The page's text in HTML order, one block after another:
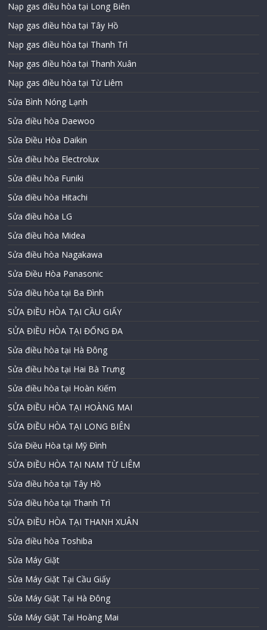
Nạp gas điều hòa tại Long Biên
Nạp gas điều hòa tại Tây Hồ
Nạp gas điều hòa tại Thanh Trì
Nạp gas điều hòa tại Thanh Xuân
Nạp gas điều hòa tại Từ Liêm
Sửa Bình Nóng Lạnh
Sửa điều hòa Daewoo
Sửa Điều Hòa Daikin
Sửa điều hòa Electrolux
Sửa điều hòa Funiki
Sửa điều hòa Hitachi
Sửa điều hòa LG
Sửa điều hòa Midea
Sửa điều hòa Nagakawa
Sửa Điều Hòa Panasonic
Sửa điều hòa tại Ba Đình
SỬA ĐIỀU HÒA TẠI CẦU GIẤY
SỬA ĐIỀU HÒA TẠI ĐỐNG ĐA
Sửa điều hòa tại Hà Đông
Sửa điều hòa tại Hai Bà Trưng
Sửa điều hòa tại Hoàn Kiếm
SỬA ĐIỀU HÒA TẠI HOÀNG MAI
SỬA ĐIỀU HÒA TẠI LONG BIÊN
Sửa Điều Hòa tại Mỹ Đình
SỬA ĐIỀU HÒA TẠI NAM TỪ LIÊM
Sửa điều hòa tại Tây Hồ
Sửa điều hòa tại Thanh Trì
SỬA ĐIỀU HÒA TẠI THANH XUÂN
Sửa điều hòa Toshiba
Sửa Máy Giặt
Sửa Máy Giặt Tại Cầu Giấy
Sửa Máy Giặt Tại Hà Đông
Sửa Máy Giặt Tại Hoàng Mai